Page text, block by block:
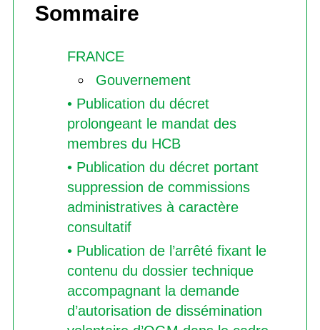
Sommaire
FRANCE
Gouvernement
• Publication du décret
prolongeant le mandat des
membres du HCB
• Publication du décret portant
suppression de commissions
administratives à caractère
consultatif
• Publication de l’arrêté fixant le
contenu du dossier technique
accompagnant la demande
d’autorisation de dissémination